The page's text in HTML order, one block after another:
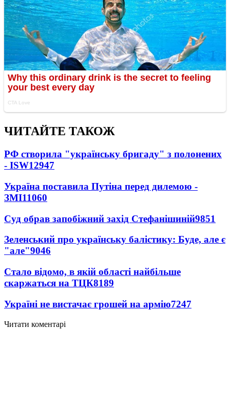
ЧИТАЙТЕ ТАКОЖ
РФ створила "українську бригаду" з полонених
- ISW12947
Україна поставила Путіна перед дилемою -
ЗМІ11060
Суд обрав запобіжний захід Стефанішиній9851
Зеленський про українську балістику: Буде, але є
"але"9046
Стало відомо, в якій області найбільше
скаржаться на ТЦК8189
Україні не вистачає грошей на армію7247
Читати коментарі